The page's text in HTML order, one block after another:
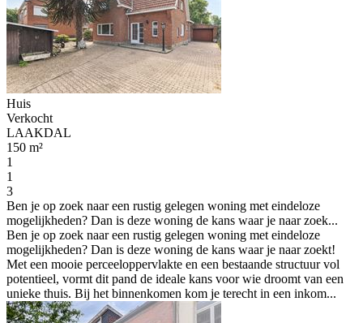
Huis
Verkocht
LAAKDAL
150 m²
1
1
3
Ben je op zoek naar een rustig gelegen woning met eindeloze
mogelijkheden? Dan is deze woning de kans waar je naar zoek...
Ben je op zoek naar een rustig gelegen woning met eindeloze
mogelijkheden? Dan is deze woning de kans waar je naar zoekt!
Met een mooie perceeloppervlakte en een bestaande structuur vol
potentieel, vormt dit pand de ideale kans voor wie droomt van een
unieke thuis. Bij het binnenkomen kom je terecht in een inkom...